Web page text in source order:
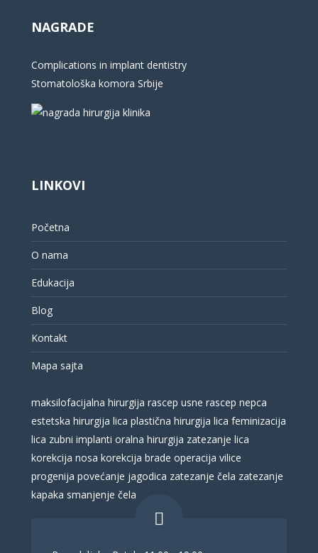
NAGRADE
Complications in implant dentistry
Stomatološka komora Srbije
LINKOVI
Početna
O nama
Edukacija
Blog
Kontakt
Mapa sajta
maksilofacijalna hirurgija rascep usne rascep nepca
estetska hirurgija lica plastična hirurgija lica feminizacija
lica zubni implanti oralna hirurgija zatezanje lica
korekcija nosa korekcija brade operacija vilice
progenija povećanje jagodica zatezanje čela zatezanje
kapaka smanjenje čela